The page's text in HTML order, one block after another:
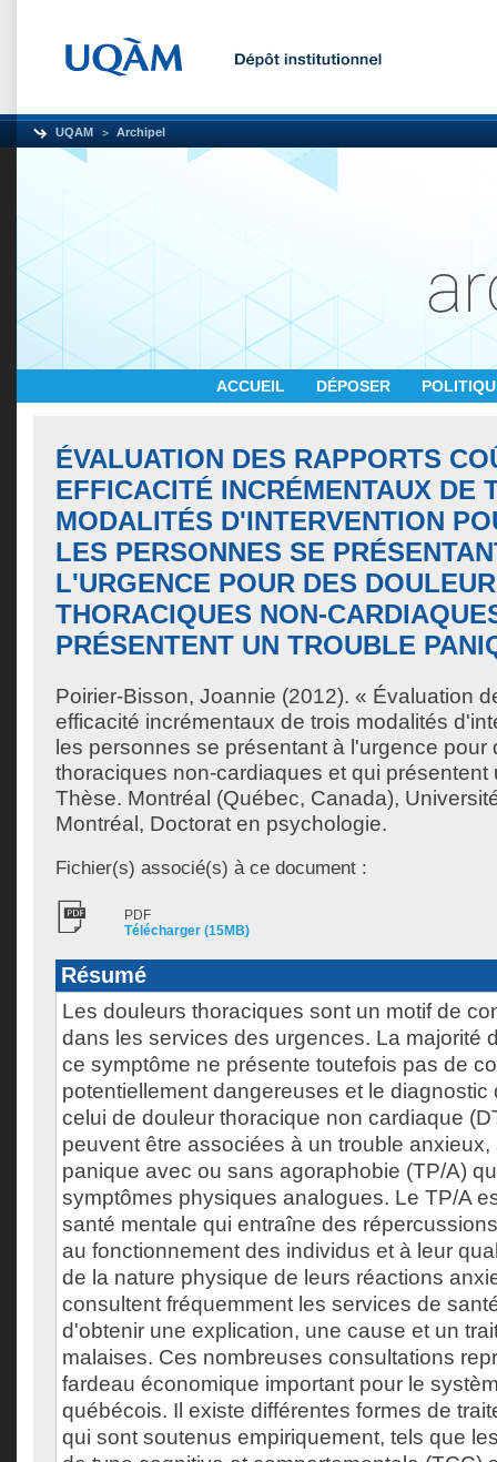
UQAM Archipel
ACCUEIL DÉPOSER
ÉVALUATION DES RAPPORTS
EFFICACITÉ INCRÉMENTAUX DE
MODALITÉS D'INTERVENTION
LES PERSONNES SE
L'URGENCE POUR DES
THORACIQUES NON-
PRÉSENTENT UN TROUBLE
Poirier-Bisson, Joannie (2012). « Évaluation
efficacité incrémentaux de trois modalités
les personnes se présentant à l'urgence pour
thoraciques non-cardiaques et qui présentent
Thèse. Montréal (Québec, Canada),
Montréal, Doctorat en psychologie.
Fichier(s) associé(s) à ce document :
PDF
Télécharger (15MB)
Résumé
Les douleurs thoraciques sont un motif de
dans les services des urgences. La majorité
ce symptôme ne présente toutefois pas de
potentiellement dangereuses et le diagnostic
celui de douleur thoracique non cardiaque
peuvent être associées à un trouble anxieux,
panique avec ou sans agoraphobie (TP/A)
symptômes physiques analogues. Le TP/A
santé mentale qui entraîne des
au fonctionnement des individus et à leur
de la nature physique de leurs réactions
consultent fréquemment les services de
d'obtenir une explication, une cause et un
malaises. Ces nombreuses consultations
fardeau économique important pour le
québécois. Il existe différentes formes de
qui sont soutenus empiriquement, tels que